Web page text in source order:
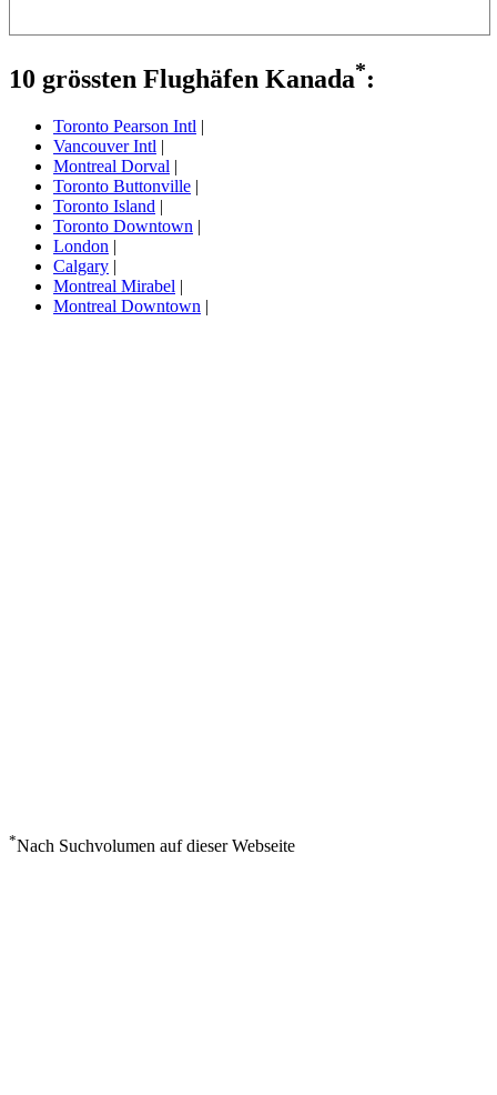
10 grössten Flughäfen Kanada*:
Toronto Pearson Intl |
Vancouver Intl |
Montreal Dorval |
Toronto Buttonville |
Toronto Island |
Toronto Downtown |
London |
Calgary |
Montreal Mirabel |
Montreal Downtown |
*Nach Suchvolumen auf dieser Webseite